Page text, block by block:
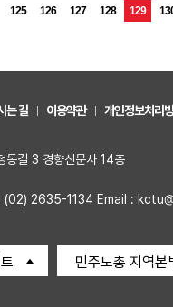
125 126 127 128 129
는 길 이용약관 개인정보처리
길 3 경향신문사 14층
2635-1134 Email :
민주노총 지역본